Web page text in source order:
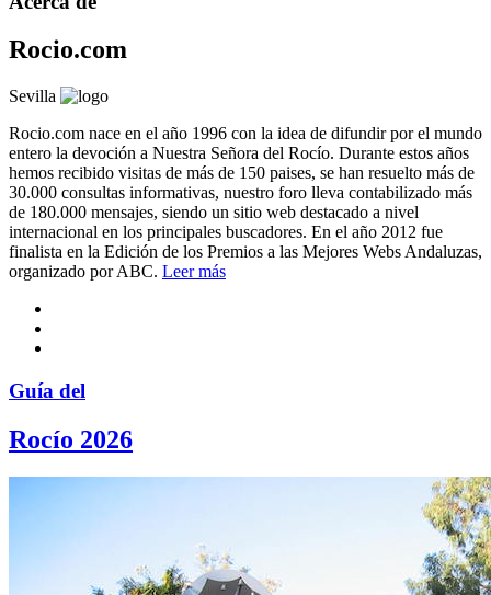
Rocio.com
Sevilla
Rocio.com nace en el año 1996 con la idea de difundir por el mundo
entero la devoción a Nuestra Señora del Rocío. Durante estos años
hemos recibido visitas de más de 150 paises, se han resuelto más de
30.000 consultas informativas, nuestro foro lleva contabilizado más
de 180.000 mensajes, siendo un sitio web destacado a nivel
internacional en los principales buscadores. En el año 2012 fue
finalista en la Edición de los Premios a las Mejores Webs Andaluzas,
organizado por ABC. Leer más
Guía del
Rocío 2026